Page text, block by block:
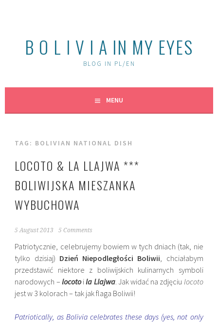
B O L I V I A IN MY EYES
BLOG IN PL/EN
MENU
TAG: BOLIVIAN NATIONAL DISH
LOCOTO & LA LLAJWA ***
BOLIWIJSKA MIESZANKA
WYBUCHOWA
5 August 2013 5 Comments
Patriotycznie, celebrujemy bowiem w tych dniach (tak, nie
tylko dzisiaj) Dzień Niepodległości Boliwii, chciałabym
przedstawić niektore z boliwijskich kulinarnych symboli
narodowych – locotoila Llajwa. Jak widać na zdjęciu locoto
jest w 3 kolorach – tak jak flaga Boliwii!
Patriotically, as Bolivia celebrates these days (yes, not only